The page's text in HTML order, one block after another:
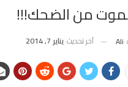
من الضحك!!!
Ali آخر تحديث يناير 7, 2014